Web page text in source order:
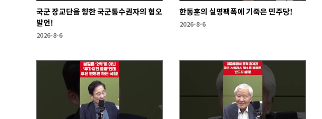
국군 장교단을 향한 국군통수권자의 혐오
발언!
2026-8-6
한동훈의 실명팩폭에 기죽은 민주당!
2026-8-6